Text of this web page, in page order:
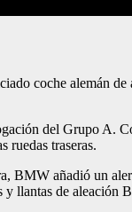
coche alemán
del Grupo A.
ruedas traseras.
añadió un
llantas de aleación